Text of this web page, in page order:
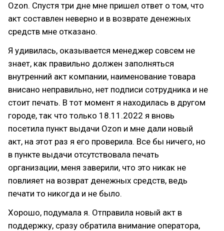
Ozon. Спустя три дне мне пришел ответ о том, что
акт составлен неверно и в возврате денежных
средств мне отказано.
Я удивилась, оказывается менеджер совсем не
знает, как правильно должен заполняться
внутренний акт компании, наименование товара
внисано неправильно, нет подписи сотрудника и не
стоит печать. В тот момент я находилась в другом
городе, так что только 18.11.2022 я вновь
посетила пункт выдачи Ozon и мне дали новый
акт, на этот раз я его проверила. Все бы ничего, но
в пункте выдачи отсутствовала печать
организации, меня заверили, что это никак не
повлияет на возврат денежных средств, ведь
печати то никогда и не было.
Хорошо, подумала я. Отправила новый акт в
поддержку, сразу обратила внимание оператора,